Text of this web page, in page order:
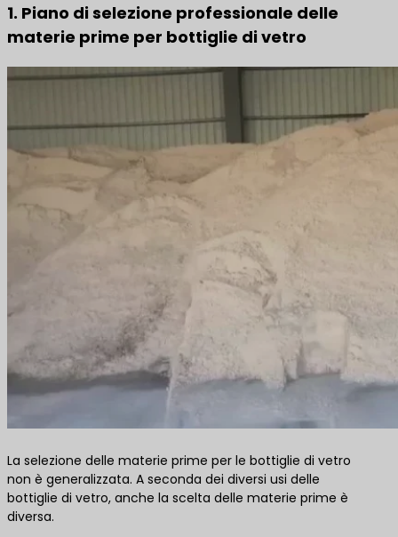
1. Piano di selezione professionale delle
materie prime per bottiglie di vetro
La selezione delle materie prime per le bottiglie di vetro
non è generalizzata. A seconda dei diversi usi delle
bottiglie di vetro, anche la scelta delle materie prime è
diversa.